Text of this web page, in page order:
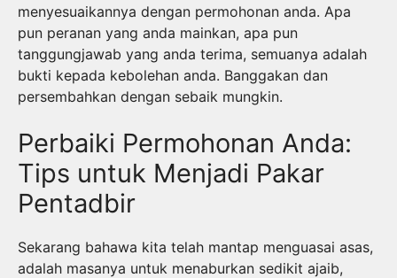
menyesuaikannya dengan permohonan anda. Apa
pun peranan yang anda mainkan, apa pun
tanggungjawab yang anda terima, semuanya adalah
bukti kepada kebolehan anda. Banggakan dan
persembahkan dengan sebaik mungkin.
Perbaiki Permohonan Anda:
Tips untuk Menjadi Pakar
Pentadbir
Sekarang bahawa kita telah mantap menguasai asas,
adalah masanya untuk menaburkan sedikit ajaib,